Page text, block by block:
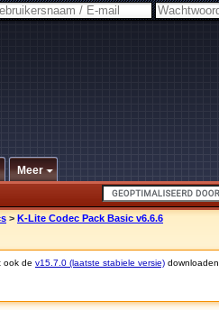
Meer
> K-Lite Codec Pack Basic v6.6.6
ook de v15.7.0 (laatste stabiele versie) downloaden.